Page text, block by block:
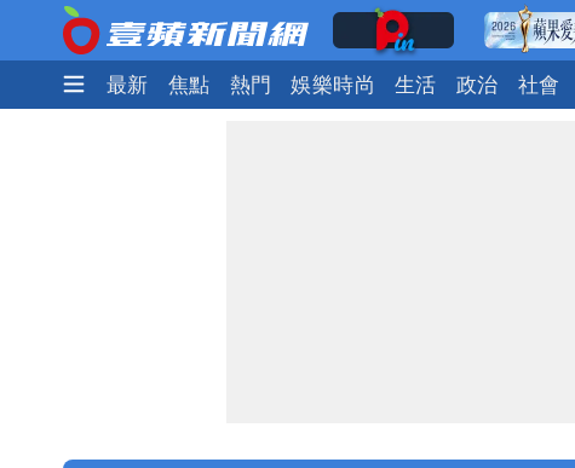
最新 焦點 熱門 娛樂時尚 生活 政治 社會